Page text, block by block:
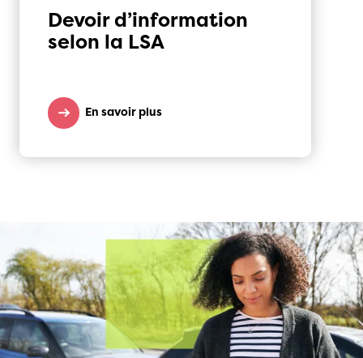
Devoir d’information
selon la LSA
En savoir plus